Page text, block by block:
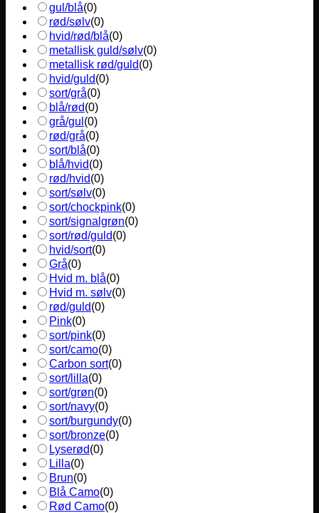
gul/blå(0)
rød/sølv(0)
hvid/rød/blå(0)
metallisk guld/sølv(0)
metallisk rød/guld(0)
hvid/guld(0)
sort/grå(0)
blå/rød(0)
grå/gul (0)
rød/grå(0)
sort/blå(0)
blå/hvid(0)
rød/hvid(0)
sort/sølv(0)
sort/chockpink(0)
sort/signalgrøn(0)
sort/rød/guld(0)
hvid/sort(0)
Grå(0)
Hvid m. blå(0)
Hvid m. sølv(0)
rød/guld(0)
Pink(0)
sort/pink(0)
sort/camo(0)
Carbon sort(0)
sort/lilla(0)
sort/grøn(0)
sort/navy(0)
sort/burgundy(0)
sort/bronze(0)
Lyserød(0)
Lilla(0)
Brun(0)
Blå Camo(0)
Rød Camo(0)